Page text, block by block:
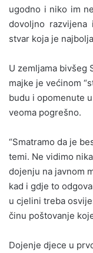
ugodno i niko im
dovoljno
stvar koja je
U zemljama bivšeg
majke je većinom
budu i opomenute
veoma pogrešno.
“Smatramo da je
temi. Ne vidimo
dojenju na javnom
kad i gdje to
u cjelini treba
činu poštovanje
Dojenje djece u